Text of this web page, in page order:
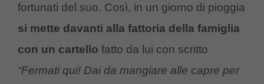
fortunati del suo. Così, in un giorno di pioggia
si mette davanti alla fattoria della famiglia
con un cartello fatto da lui con scritto
“Fermati qui! Dai da mangiare alle capre per